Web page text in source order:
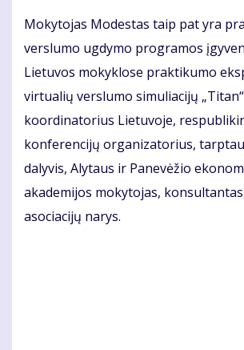
Mokytojas Modestas taip pat yra
verslumo ugdymo programos
Lietuvos mokyklose praktikumo
virtualių verslumo simuliacijų „Titan“
koordinatorius Lietuvoje,
konferencijų organizatorius,
dalyvis, Alytaus ir Panevėžio
akademijos mokytojas,
asociacijų narys.